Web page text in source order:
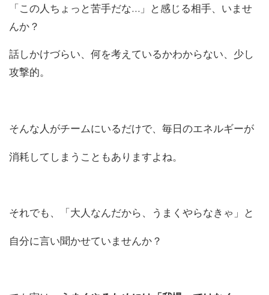
「この人ちょっと苦手だな…」と感じる相手、いませ
んか？
話しかけづらい、何を考えているかわからない、少し
攻撃的。
そんな人がチームにいるだけで、毎日のエネルギーが
消耗してしまうこともありますよね。
それでも、「大人なんだから、うまくやらなきゃ」と
自分に言い聞かせていませんか？